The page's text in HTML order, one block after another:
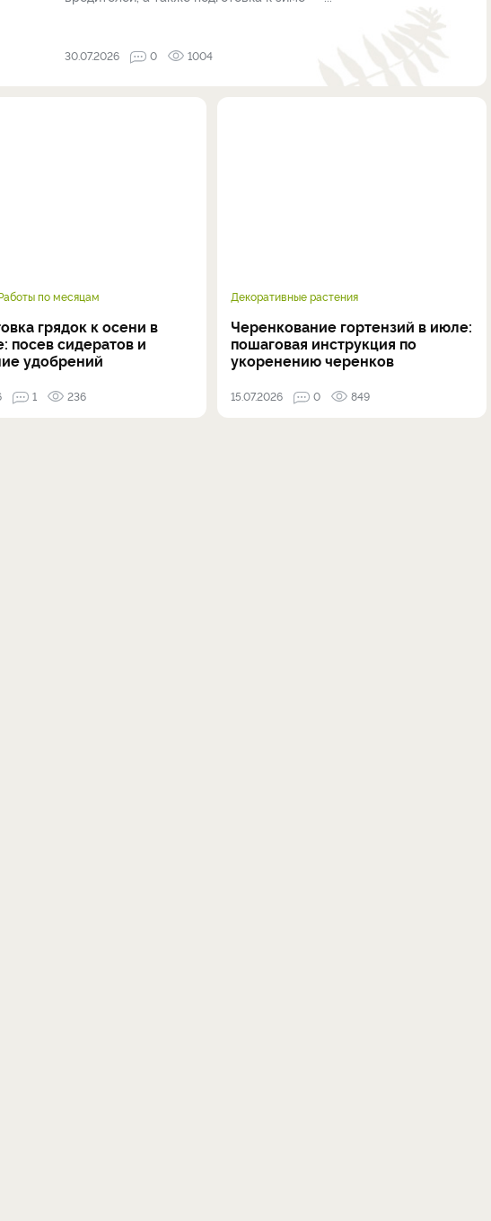
30.07.2026 0 1004
по месяцам
грядок к осени в
посев сидератов и
удобрений
1 236
Декоративные растения
Черенкование гортензий в июле:
пошаговая инструкция по
укоренению черенков
15.07.2026 0 849